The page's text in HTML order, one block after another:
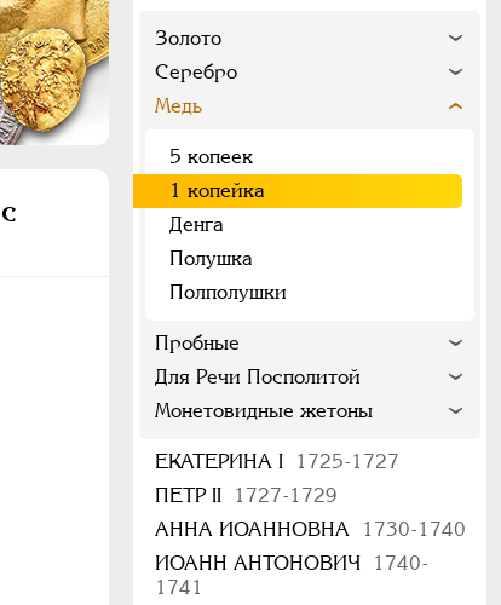
Золото
Серебро
Медь
5 копеек
1 копейка
Денга
Полушка
Полполушки
Пробные
Для Речи Посполитой
Монетовидные жетоны
ЕКАТЕРИНА I
1725-1727
ПЕТР II
1727-1729
АННА ИОАННОВНА
1730-1740
ИОАНН АНТОНОВИЧ
1740-
1741